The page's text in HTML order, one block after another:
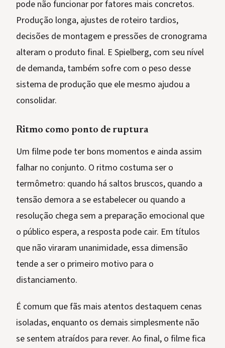
pode não funcionar por fatores mais concretos.
Produção longa, ajustes de roteiro tardios,
decisões de montagem e pressões de cronograma
alteram o produto final. E Spielberg, com seu nível
de demanda, também sofre com o peso desse
sistema de produção que ele mesmo ajudou a
consolidar.
Ritmo como ponto de ruptura
Um filme pode ter bons momentos e ainda assim
falhar no conjunto. O ritmo costuma ser o
termômetro: quando há saltos bruscos, quando a
tensão demora a se estabelecer ou quando a
resolução chega sem a preparação emocional que
o público espera, a resposta pode cair. Em títulos
que não viraram unanimidade, essa dimensão
tende a ser o primeiro motivo para o
distanciamento.
É comum que fãs mais atentos destaquem cenas
isoladas, enquanto os demais simplesmente não
se sentem atraídos para rever. Ao final, o filme fica